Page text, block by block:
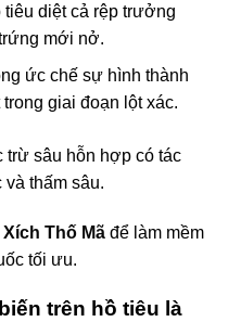
tiêu diệt cả rệp trưởng
mới nở.
ức chế sự hình thành
giai đoạn lột xác.
trừ sâu hỗn hợp có tác
thấm sâu.
Xích Thố Mã để làm mềm
tối ưu.
trên hồ tiêu là